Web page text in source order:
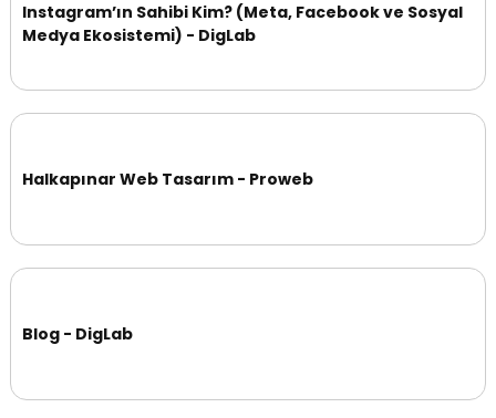
Instagram’ın Sahibi Kim? (Meta, Facebook ve Sosyal
Medya Ekosistemi) - DigLab
Halkapınar Web Tasarım - Proweb
Blog - DigLab